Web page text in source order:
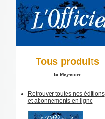
Tous produits
la Mayenne
Retrouver toutes nos éditions
et abonnements en ligne